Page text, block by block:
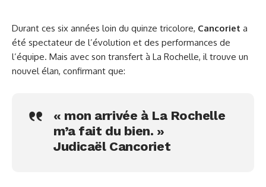
Durant ces six années loin du quinze tricolore, Cancoriet a
été spectateur de l’évolution et des performances de
l’équipe. Mais avec son transfert à La Rochelle, il trouve un
nouvel élan, confirmant que:
« mon arrivée à La Rochelle
m’a fait du bien. »
Judicaël Cancoriet